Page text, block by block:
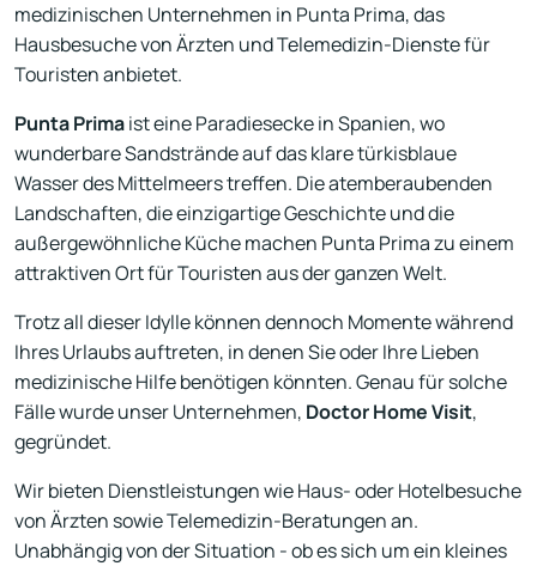
medizinischen Unternehmen in Punta Prima, das
Hausbesuche von Ärzten und Telemedizin-Dienste für
Touristen anbietet.
Punta Primaist eine Paradiesecke in Spanien, wo
wunderbare Sandstrände auf das klare türkisblaue
Wasser des Mittelmeers treffen. Die atemberaubenden
Landschaften, die einzigartige Geschichte und die
außergewöhnliche Küche machen Punta Prima zu einem
attraktiven Ort für Touristen aus der ganzen Welt.
Trotz all dieser Idylle können dennoch Momente während
Ihres Urlaubs auftreten, in denen Sie oder Ihre Lieben
medizinische Hilfe benötigen könnten. Genau für solche
Fälle wurde unser Unternehmen, Doctor Home Visit,
gegründet.
Wir bieten Dienstleistungen wie Haus- oder Hotelbesuche
von Ärzten sowie Telemedizin-Beratungen an.
Unabhängig von der Situation - ob es sich um ein kleines